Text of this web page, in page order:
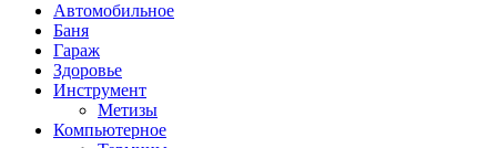
Автомобильное
Баня
Гараж
Здоровье
Инструмент
Метизы
Компьютерное